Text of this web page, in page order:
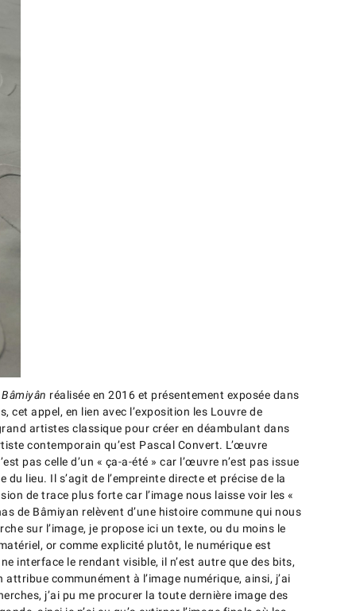
réalisée en 2016 et présentement exposée dans
cet appel, en lien avec l’exposition les Louvre de
artistes classique pour créer en déambulant dans
contemporain qu’est Pascal Convert. L’œuvre
pas celle d’un « ça-a-été » car l’œuvre n’est pas issue
du lieu. Il s’agit de l’empreinte directe et précise de la
de trace plus forte car l’image nous laisse voir les «
de Bâmiyan relèvent d’une histoire commune qui nous
sur l’image, je propose ici un texte, ou du moins le
or comme explicité plutôt, le numérique est
interface le rendant visible, il n’est autre que des bits,
communément à l’image numérique, ainsi, j’ai
j’ai pu me procurer la toute dernière image des